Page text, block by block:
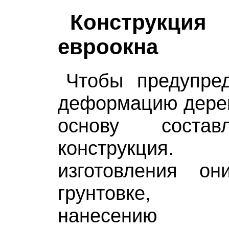
евроокна
Чтобы
деформацию
основу
изготовления
грунтовке,
нанесению